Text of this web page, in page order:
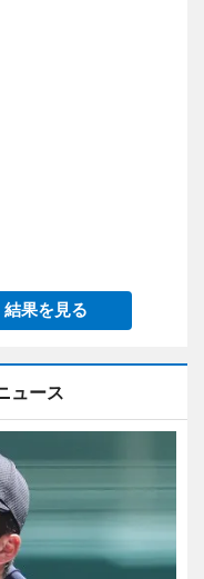
結果を見る
ュース